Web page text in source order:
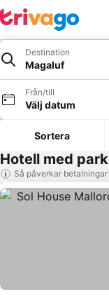
Destination
Magaluf
Från/till
Välj datum
Sortera
Hotell med
Så påverkar